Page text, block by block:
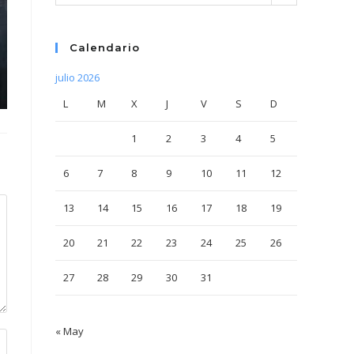
Calendario
julio 2026
L
M X J V S D
1 2 3 4 5
6 7 8 9 10 11 12
13 14 15 16 17 18 19
20 21 22 23 24 25 26
27 28 29 30 31
« May